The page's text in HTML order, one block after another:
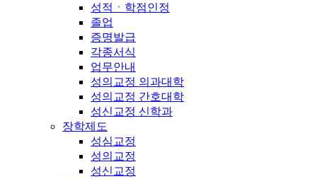
성적ㆍ학점인정
졸업
증명발급
각종서식
업무안내
성의교정 의과대학
성의교정 간호대학
성신교정 신학과
장학제도
성심교정
성의교정
성신교정